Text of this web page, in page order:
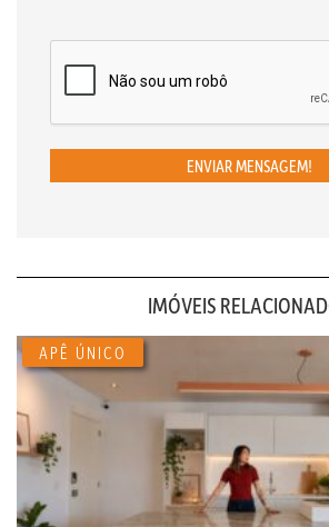
ENVIAR MENSAGEM!
IMÓVEIS